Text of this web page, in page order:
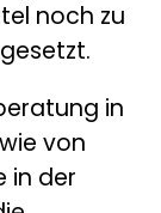
noch zu
in
von
in der